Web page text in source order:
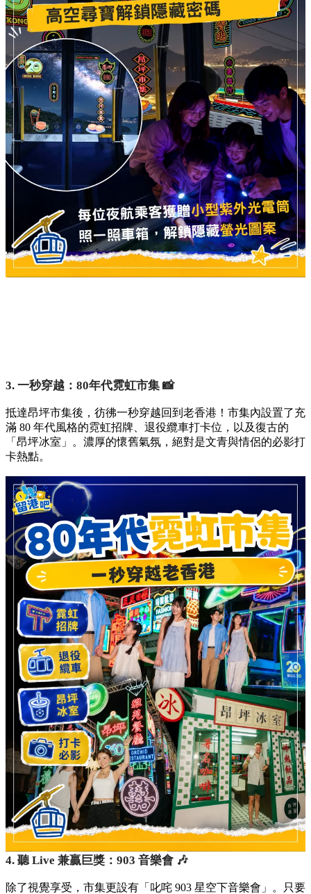
3. 一秒穿越：80年代霓虹市集 📸
抵達昂坪市集後，彷彿一秒穿越回到老香港！市集內設置了充
滿 80 年代風格的霓虹招牌、退役纜車打卡位，以及復古的
「昂坪冰室」。濃厚的懷舊氣氛，絕對是文青與情侶的必影打
卡熱點。
4. 聽 Live 兼贏巨獎：903 音樂會 🎶
除了視覺享受，市集更設有「叱咤 903 星空下音樂會」。只要